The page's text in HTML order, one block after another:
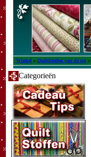
Winkel » QuiltStoffen van de rol »
Categorieën